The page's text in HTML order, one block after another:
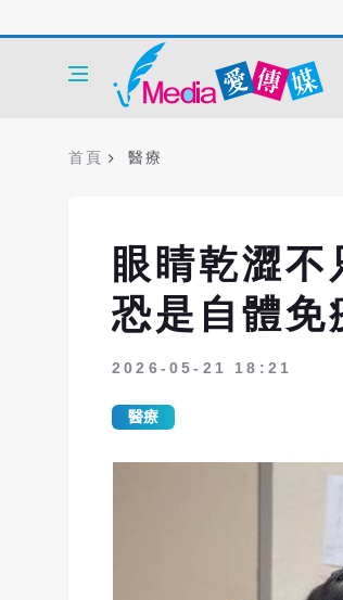
首頁 醫療
眼睛乾澀不
恐是自體免
2026-05-21 18:21
醫療